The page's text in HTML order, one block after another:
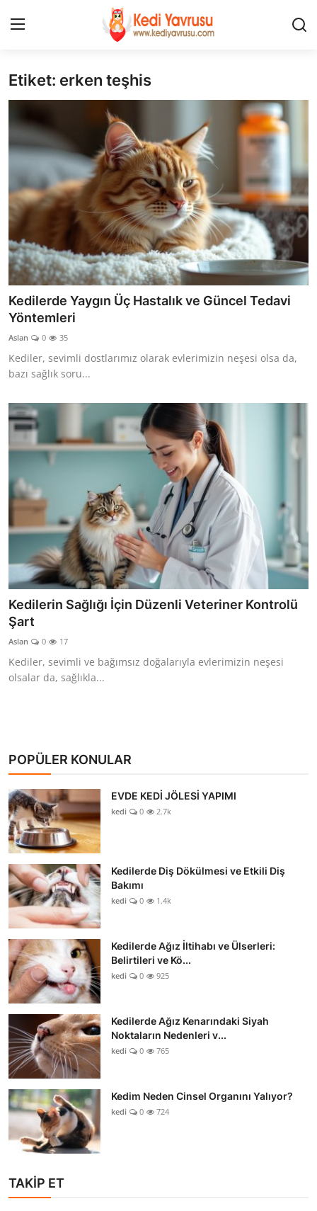
Giriş Kayıt Ol
İLETİŞİM
HAKKIMIZDA
REKLAM
KEDİ CİNSLERİ
KEDİPEDİA
KEDİ BAKIMI
KEDİ MAMASI
Etiket: erken teşhis
Kedilerde Yaygın Üç Hastalık ve Güncel Tedavi
Yöntemleri
Aslan 0 35
Kediler, sevimli dostlarımız olarak evlerimizin neşesi olsa da,
bazı sağlık soru...
Kedilerin Sağlığı İçin Düzenli Veteriner Kontrolü
Şart
Aslan 0 17
Kediler, sevimli ve bağımsız doğalarıyla evlerimizin neşesi
olsalar da, sağlıkla...
POPÜLER KONULAR
EVDE KEDİ JÖLESİ YAPIMI
kedi 0 2.7k
Kedilerde Diş Dökülmesi ve Etkili Diş
Bakımı
kedi 0 1.4k
Kedilerde Ağız İltihabı ve Ülserleri:
Belirtileri ve Kö...
kedi 0 925
Kedilerde Ağız Kenarındaki Siyah
Noktaların Nedenleri v...
kedi 0 765
Kedim Neden Cinsel Organını Yalıyor?
kedi 0 724
TAKİP ET